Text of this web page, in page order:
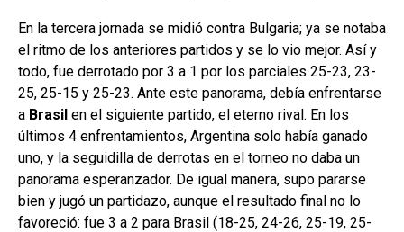
En la tercera jornada se midió contra Bulgaria; ya se notaba
el ritmo de los anteriores partidos y se lo vio mejor. Así y
todo, fue derrotado por 3 a 1 por los parciales 25-23, 23-
25, 25-15 y 25-23. Ante este panorama, debía enfrentarse
a Brasil en el siguiente partido, el eterno rival. En los
últimos 4 enfrentamientos, Argentina solo había ganado
uno, y la seguidilla de derrotas en el torneo no daba un
panorama esperanzador. De igual manera, supo pararse
bien y jugó un partidazo, aunque el resultado final no lo
favoreció: fue 3 a 2 para Brasil (18-25, 24-26, 25-19, 25-